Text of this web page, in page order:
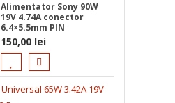
Alimentator Sony 90W
19V 4.74A conector
6.4×5.5mm PIN
150,00 lei